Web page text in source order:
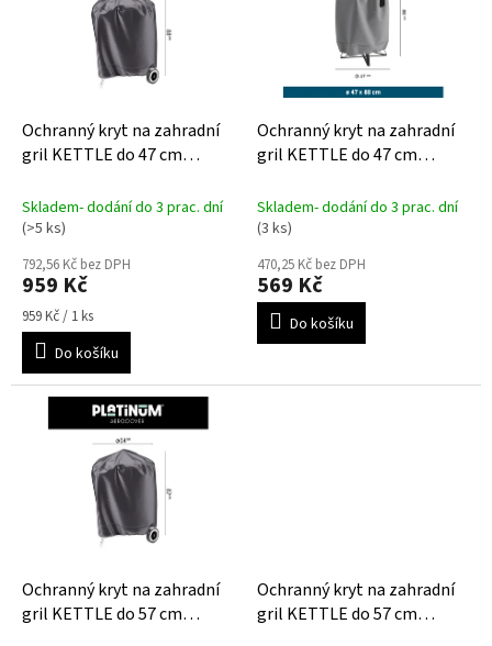
Ochranný kryt na zahradní
gril KETTLE do 47 cm
Skladem- dodání do 3 prac. dní
(>5 ks)
792,56 Kč bez DPH
959 Kč
Měrná
cena:
959 Kč / 1 ks
Do košíku
Ochranný kryt na zahradní
gril KETTLE do 47 cm
Skladem- dodání do 3 prac. dní
(3 ks)
470,25 Kč bez DPH
569 Kč
Do košíku
Ochranný kryt na zahradní
gril KETTLE do 57 cm
Ochranný kryt na zahradní
gril KETTLE do 57 cm